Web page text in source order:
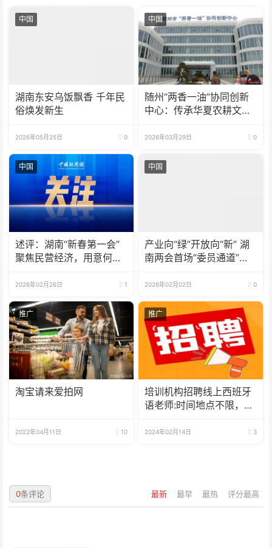
中国
湖南东安乌饭飘香 千年民
俗焕发新生
2026年05月25日 0
中国
随州“两香一油”协同创新
中心：传承华夏农耕文
2026年03月29日 0
中国
述评：湖南“新春第一会”
聚焦民营经济，用意何
2026年02月26日 1
中国
产业向“绿”开放向“新” 湖
南两会首场“委员通道”传
2026年02月02日 0
推广
淘宝请来爱拍网
2022年04月11日 10
推广
培训机构招聘线上西班牙
语老师:时间地点不限，可
2024年02月14日 3
最新 最早 最热 评分最高
0条评论